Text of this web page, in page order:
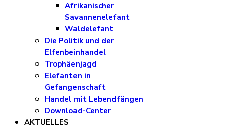
Afrikanischer
Savannenelefant
Waldelefant
Die Politik und der
Elfenbeinhandel
Trophäenjagd
Elefanten in
Gefangenschaft
Handel mit Lebendfängen
Download-Center
AKTUELLES